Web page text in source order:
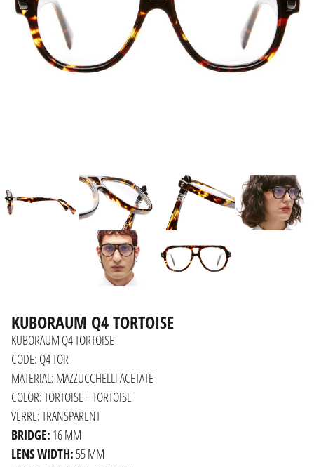
KUBORAUM Q4 TORTOISE
KUBORAUM Q4 TORTOISE
CODE: Q4 TOR
MATERIAL: MAZZUCCHELLI ACETATE
COLOR: TORTOISE + TORTOISE
VERRE: TRANSPARENT
BRIDGE: 16 MM
LENS WIDTH: 55 MM